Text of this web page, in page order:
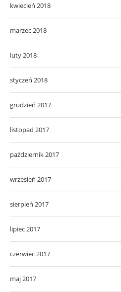
kwiecień 2018
marzec 2018
luty 2018
styczeń 2018
grudzień 2017
listopad 2017
październik 2017
wrzesień 2017
sierpień 2017
lipiec 2017
czerwiec 2017
maj 2017